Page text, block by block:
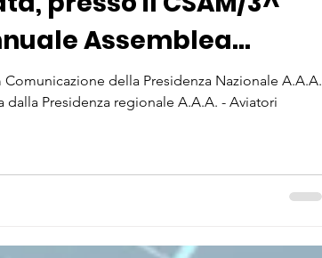
Assemblea
Comunicazione della Presidenza Nazionale A.A.A.
dalla Presidenza regionale A.A.A. - Aviatori